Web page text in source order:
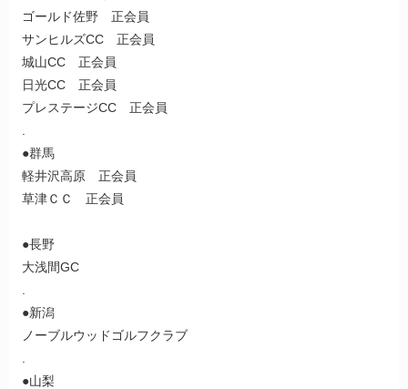
ゴールド佐野 正会員
サンヒルズCC 正会員
城山CC 正会員
日光CC 正会員
プレステージCC 正会員
●群馬
軽井沢高原 正会員
草津ＣＣ 正会員
●長野
大浅間GC
●新潟
ノーブルウッドゴルフクラブ
●山梨